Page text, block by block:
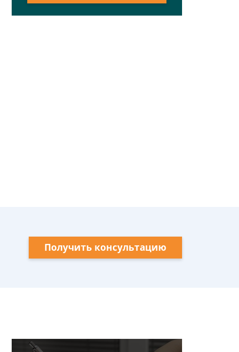
Получить консультацию